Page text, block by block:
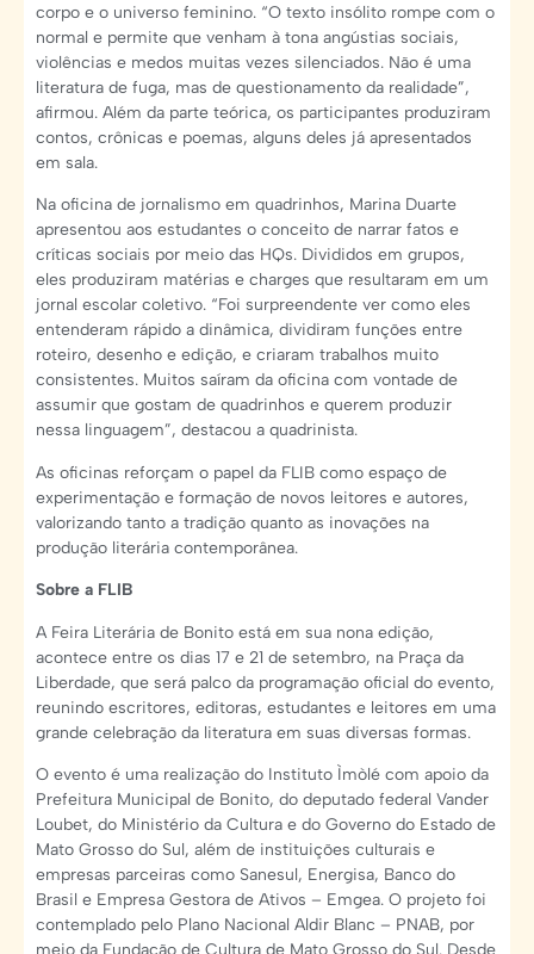
corpo e o universo feminino. “O texto insólito rompe com o
normal e permite que venham à tona angústias sociais,
violências e medos muitas vezes silenciados. Não é uma
literatura de fuga, mas de questionamento da realidade”,
afirmou. Além da parte teórica, os participantes produziram
contos, crônicas e poemas, alguns deles já apresentados
em sala.
Na oficina de jornalismo em quadrinhos, Marina Duarte
apresentou aos estudantes o conceito de narrar fatos e
críticas sociais por meio das HQs. Divididos em grupos,
eles produziram matérias e charges que resultaram em um
jornal escolar coletivo. “Foi surpreendente ver como eles
entenderam rápido a dinâmica, dividiram funções entre
roteiro, desenho e edição, e criaram trabalhos muito
consistentes. Muitos saíram da oficina com vontade de
assumir que gostam de quadrinhos e querem produzir
nessa linguagem”, destacou a quadrinista.
As oficinas reforçam o papel da FLIB como espaço de
experimentação e formação de novos leitores e autores,
valorizando tanto a tradição quanto as inovações na
produção literária contemporânea.
Sobre a FLIB
A Feira Literária de Bonito está em sua nona edição,
acontece entre os dias 17 e 21 de setembro, na Praça da
Liberdade, que será palco da programação oficial do evento,
reunindo escritores, editoras, estudantes e leitores em uma
grande celebração da literatura em suas diversas formas.
O evento é uma realização do Instituto Ìmòlé com apoio da
Prefeitura Municipal de Bonito, do deputado federal Vander
Loubet, do Ministério da Cultura e do Governo do Estado de
Mato Grosso do Sul, além de instituições culturais e
empresas parceiras como Sanesul, Energisa, Banco do
Brasil e Empresa Gestora de Ativos – Emgea. O projeto foi
contemplado pelo Plano Nacional Aldir Blanc – PNAB, por
meio da Fundação de Cultura de Mato Grosso do Sul. Desde